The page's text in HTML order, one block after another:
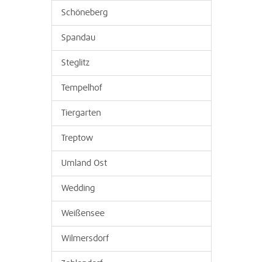
Schöneberg
Spandau
Steglitz
Tempelhof
Tiergarten
Treptow
Umland Ost
Wedding
Weißensee
Wilmersdorf